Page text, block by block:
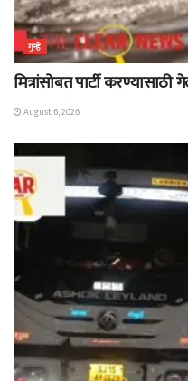
गुन्हे
मित्रांसोबत पार्टी
August 6, 2026